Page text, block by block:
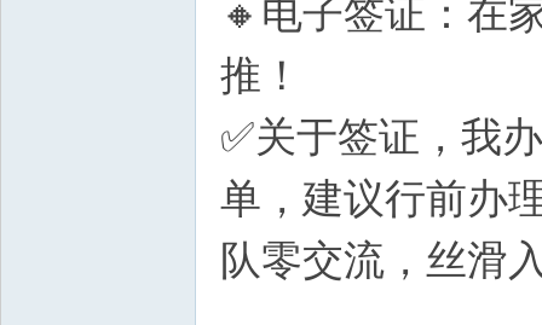
🔸电子签证：在
推！
✅关于签证，我
单，建议行前办
队零交流，丝滑